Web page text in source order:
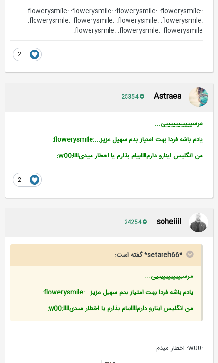
:flowerysmile: :flowerysmile: :flowerysmile: :flowerysmile:
:flowerysmile: :flowerysmile: :flowerysmile: :flowerysmile:
:flowerysmile: :flowerysmile: :flowerysmile:
Astraea
مرسیییییییییییی...
یادم باشه فردا بهت امتیاز بدم سهیل عزیز...:flowerysmile:
من انگلیس اینارو دارم!!!!بیام بذارم یا اخطار میدی!!!!:w00:
soheiiil
*setareh66* گفته است:
مرسیییییییییییی...
یادم باشه فردا بهت امتیاز بدم سهیل عزیز...:flowerysmile:
من انگلیس اینارو دارم!!!!بیام بذارم یا اخطار میدی!!!!:w00: